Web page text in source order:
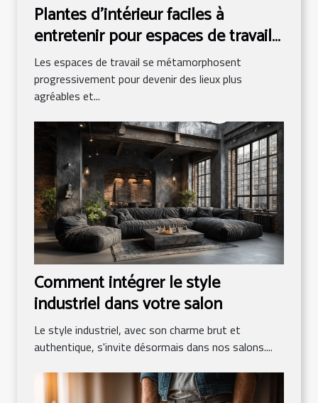
Plantes d'intérieur faciles à
entretenir pour espaces de travail
plus verts
Les espaces de travail se métamorphosent
progressivement pour devenir des lieux plus
agréables et...
Comment intégrer le style
industriel dans votre salon
Le style industriel, avec son charme brut et
authentique, s'invite désormais dans nos salons....